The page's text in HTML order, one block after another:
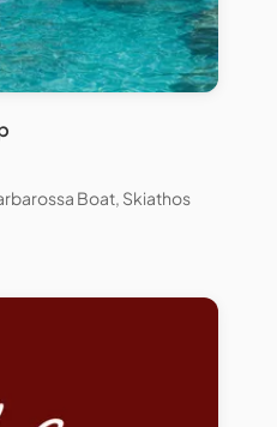
Boat, Skiathos